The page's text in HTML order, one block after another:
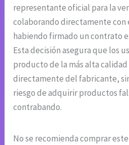
representante oficial para la
colaborando directamente con
habiendo firmado un contrato
Esta decisión asegura que los
producto de la más alta
directamente del fabricante,
riesgo de adquirir productos
contrabando.
No se recomienda comprar